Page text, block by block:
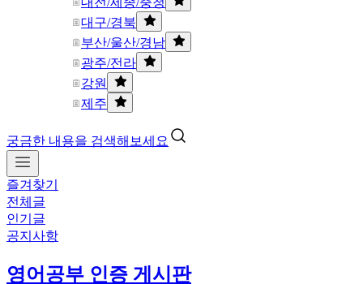
대구/경북
부산/울산/경남
광주/전라
강원
제주
궁금한 내용을 검색해보세요
즐겨찾기
전체글
인기글
공지사항
영어공부 인증 게시판